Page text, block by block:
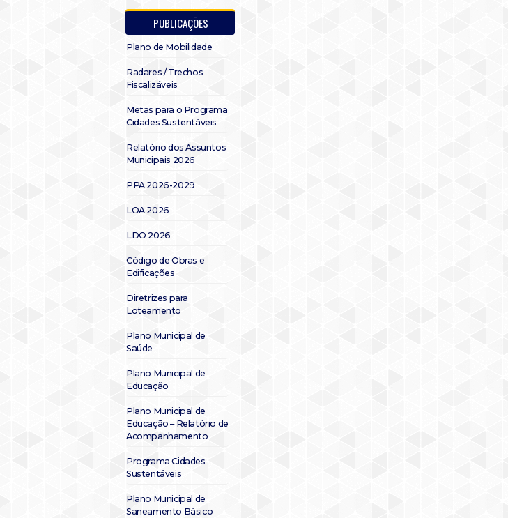
PUBLICAÇÕES
Plano de Mobilidade
Radares / Trechos
Fiscalizáveis
Metas para o Programa
Cidades Sustentáveis
Relatório dos Assuntos
Municipais 2026
PPA 2026-2029
LOA 2026
LDO 2026
Código de Obras e
Edificações
Diretrizes para
Loteamento
Plano Municipal de
Saúde
Plano Municipal de
Educação
Plano Municipal de
Educação – Relatório de
Acompanhamento
Programa Cidades
Sustentáveis
Plano Municipal de
Saneamento Básico